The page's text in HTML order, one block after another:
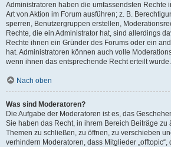
Administratoren haben die umfassendsten Rechte
Art von Aktion im Forum ausführen; z. B.
sperren, Benutzergruppen erstellen,
Rechte, die ein Administrator hat, sind allerdings
Rechte ihnen ein Gründer des Forums oder ein
hat. Administratoren können auch volle
wenn ihnen das entsprechende Recht erteilt wurde.
Nach oben
Was sind Moderatoren?
Die Aufgabe der Moderatoren ist es, das
Sie haben das Recht, in ihrem Bereich Beiträge zu
Themen zu schließen, zu öffnen, zu verschieben
verhindern Moderatoren, dass Mitglieder „offtopic“,